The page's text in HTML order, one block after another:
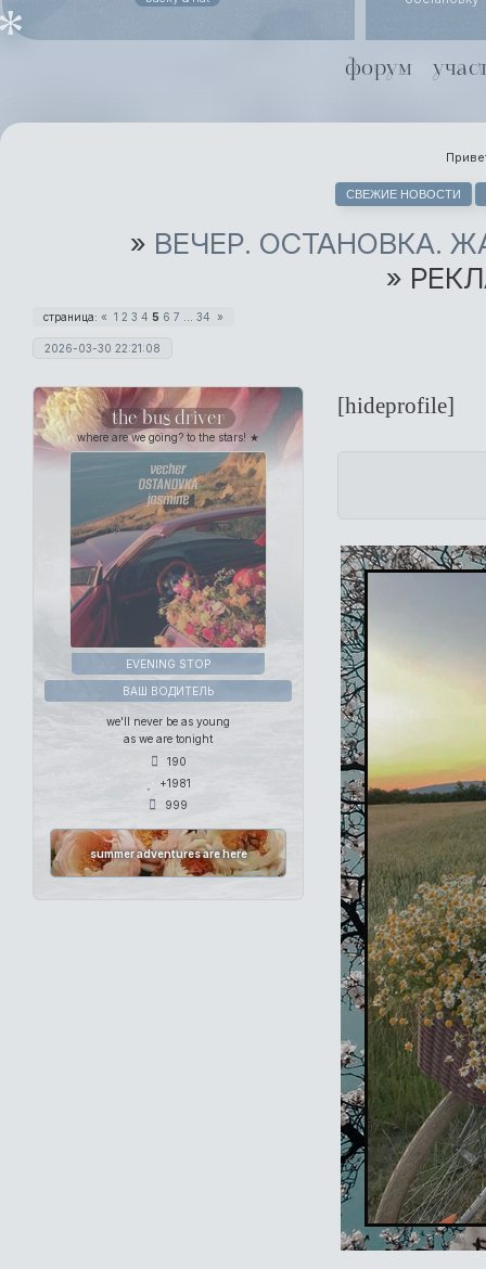
даже не
форум
СВЕЖИЕ НОВОСТИ
» ВЕЧЕР. ОСТАНОВКА.
»
страница: « 1 2 3 4 5 6 7 34 »
2026-03-30 22:21:08
the bus driver
where are we going? to the stars! ★
EVENING STOP
ВАШ ВОДИТЕЛЬ
we'll never be as young
as we are tonight
190
+1981
999
summer adventures are here
[hideprofile]